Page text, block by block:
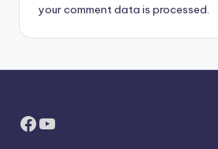
your comment data is processed.
Facebook
YouTube